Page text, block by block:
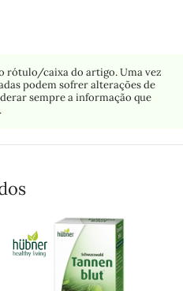
rótulo/caixa do artigo. Uma vez
podem sofrer alterações de
sempre a informação que